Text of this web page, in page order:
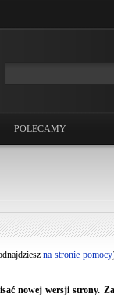
POLECAMY
na stronie pomocy
nowej wersji strony.